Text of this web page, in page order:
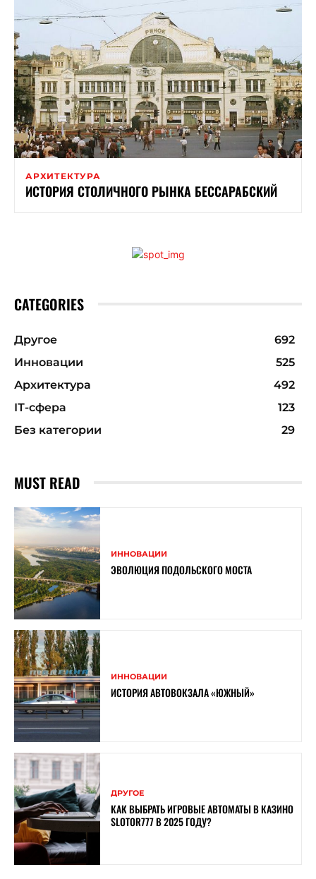
АРХИТЕКТУРА
ИСТОРИЯ СТОЛИЧНОГО РЫНКА БЕССАРАБСКИЙ
CATEGORIES
Другое
692
Инновации
525
Архитектура
492
ІТ-сфера
123
Без категории
29
MUST READ
ИННОВАЦИИ
ЭВОЛЮЦИЯ ПОДОЛЬСКОГО МОСТА
ИННОВАЦИИ
ИСТОРИЯ АВТОВОКЗАЛА «ЮЖНЫЙ»
ДРУГОЕ
КАК ВЫБРАТЬ ИГРОВЫЕ АВТОМАТЫ В КАЗИНО
SLOTOR777 В 2025 ГОДУ?